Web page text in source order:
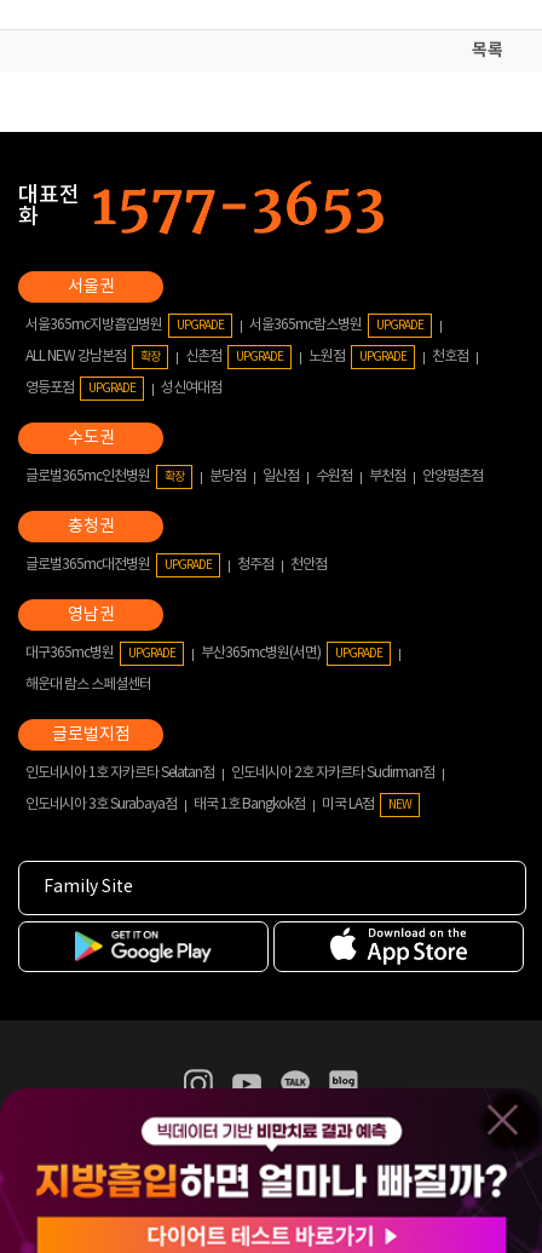
목록
대표전
화
서울365mc지방흡입병원 UPGRADE 서울365mc람스병원 UPGRADE
ALL NEW 강남본점 확장 신촌점 UPGRADE 노원점 UPGRADE
천호점
영등포점
UPGRADE 성신여대점
글로벌365mc인천병원 확장 분당점 일산점 수원점 부천점 안양평촌점
글로벌365mc대전병원 UPGRADE 청주점 천안점
대구365mc병원 UPGRADE 부산365mc병원(서면) UPGRADE
해운대 람스 스페셜센터
인도네시아 1호 자카르타 Selatan점
인도네시아 2호 자카르타 Sudirman점
인도네시아 3호 Surabaya점
태국 1호 Bangkok점 미국 LA점 NEW
Family Site
365mc 병·의원 이용약관
홈페이지 이용약관
비급여진료수가
(주)365mcㅣ서울특별시 서초구 서초대로52길 7, 3~4층(서초동, 제일빌딩)
120-87-04354ㅣ김남철